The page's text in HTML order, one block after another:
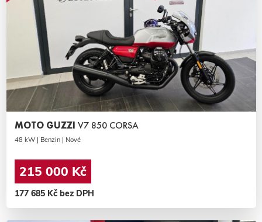
MOTO GUZZI V7 850 CORSA
48 kW | Benzin | Nové
215 000 Kč
177 685 Kč bez DPH